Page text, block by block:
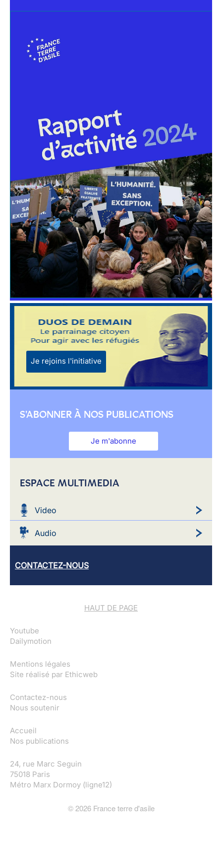
Je rejoins l'initiative
S'ABONNER À NOS PUBLICATIONS
Je m'abonne
ESPACE MULTIMEDIA
Video
Audio
CONTACTEZ-NOUS
HAUT DE PAGE
Youtube
Dailymotion
Mentions légales
Site réalisé par Ethicweb
Contactez-nous
Nous soutenir
Accueil
Nos publications
24, rue Marc Seguin
75018 Paris
Métro Marx Dormoy (ligne12)
©2026France terre d'asile